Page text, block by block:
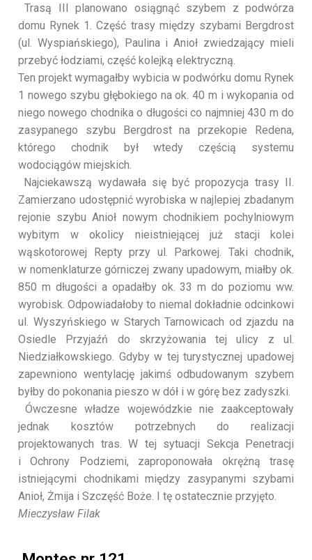
Trasą III planowano osiągnąć szybem z podwórza
domu Rynek 1. Część trasy między szybami Bergdrost
(ul. Wyspiańskiego), Paulina i Anioł zwiedzający mieli
przebyć łodziami, część kolejką elektryczną.
Ten projekt wymagałby wybicia w podwórku domu Rynek
1 nowego szybu głębokiego na ok. 40 m i wykopania od
niego nowego chodnika o długości co najmniej 430 m do
zasypanego szybu Bergdrost na przekopie Redena,
którego chodnik był wtedy częścią systemu
wodociągów miejskich.
Najciekawszą wydawała się być propozycja trasy II.
Zamierzano udostępnić wyrobiska w najlepiej zbadanym
rejonie szybu Anioł nowym chodnikiem pochylniowym
wybitym w okolicy nieistniejącej już stacji kolei
wąskotorowej Repty przy ul. Parkowej. Taki chodnik,
w nomenklaturze górniczej zwany upadowym, miałby ok.
850 m długości a opadałby ok. 33 m do poziomu ww.
wyrobisk. Odpowiadałoby to niemal dokładnie odcinkowi
ul. Wyszyńskiego w Starych Tarnowicach od zjazdu na
Osiedle Przyjaźń do skrzyżowania tej ulicy z ul.
Niedziałkowskiego. Gdyby w tej turystycznej upadowej
zapewniono wentylację jakimś odbudowanym szybem
byłby do pokonania pieszo w dół i w górę bez zadyszki.
Ówczesne władze wojewódzkie nie zaakceptowały
jednak kosztów potrzebnych do realizacji
projektowanych tras. W tej sytuacji Sekcja Penetracji
i Ochrony Podziemi, zaproponowała okrężną trasę
istniejącymi chodnikami między zasypanymi szybami
Anioł, Żmija i Szczęść Boże. I tę ostatecznie przyjęto.
Mieczysław Filak